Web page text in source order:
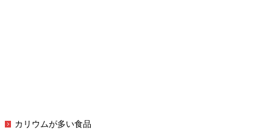
カリウムが多い食品